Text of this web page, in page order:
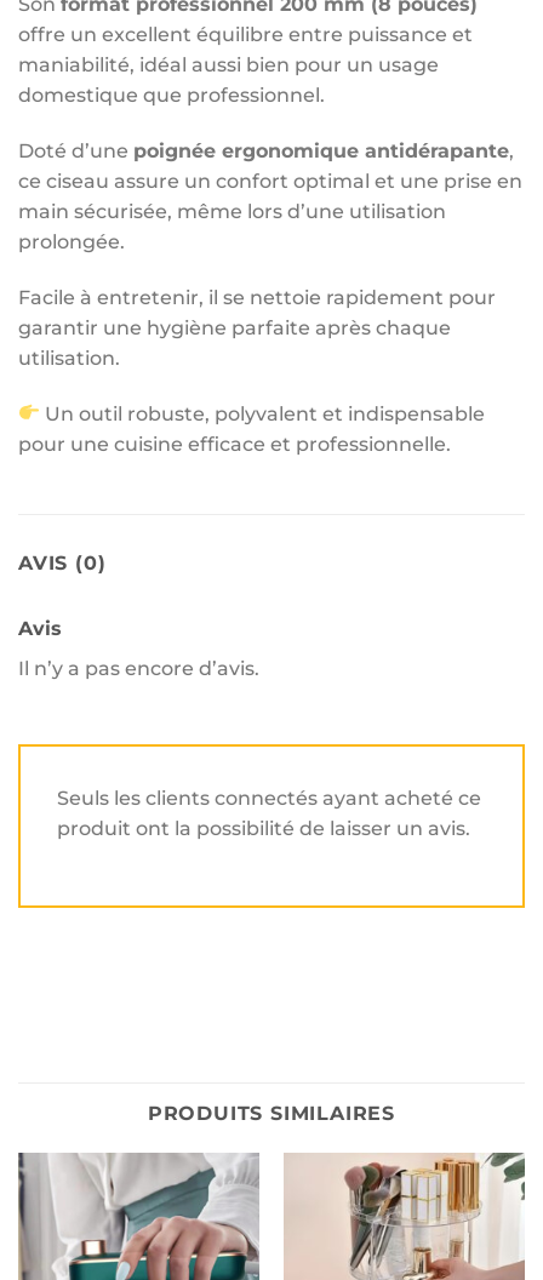
Son format professionnel 200 mm (8 pouces)
offre un excellent équilibre entre puissance et
maniabilité, idéal aussi bien pour un usage
domestique que professionnel.
Doté d’une poignée ergonomique antidérapante,
ce ciseau assure un confort optimal et une prise en
main sécurisée, même lors d’une utilisation
prolongée.
Facile à entretenir, il se nettoie rapidement pour
garantir une hygiène parfaite après chaque
utilisation.
Un outil robuste, polyvalent et indispensable
pour une cuisine efficace et professionnelle.
AVIS (0)
Avis
Il n’y a pas encore d’avis.
Seuls les clients connectés ayant acheté ce
produit ont la possibilité de laisser un avis.
PRODUITS SIMILAIRES